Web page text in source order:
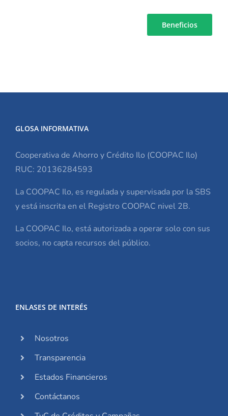
Beneficios
GLOSA INFORMATIVA
Cooperativa de Ahorro y Crédito Ilo (COOPAC Ilo)
RUC: 20136284593
La COOPAC Ilo, es regulada y supervisada por la SBS
y está inscrita en el Registro COOPAC nivel 2B.
La COOPAC Ilo, está autorizada a operar solo con sus
socios, no capta recursos del público.
ENLASES DE INTERÉS
Nosotros
Transparencia
Estados Financieros
Contáctanos